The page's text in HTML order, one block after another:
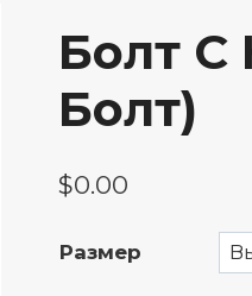
Болт
Болт)
$0.00
Размер